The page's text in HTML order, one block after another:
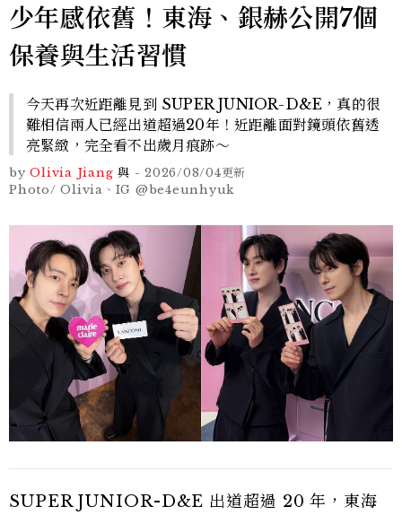
少年感依舊！東海、銀赫公開7個
保養與生活習慣
今天再次近距離見到 SUPER JUNIOR-D&E，真的很
難相信兩人已經出道超過20年！近距離面對鏡頭依舊透
亮緊緻，完全看不出歲月痕跡～
by Olivia Jiang 與 - 2026/08/04更新
Photo/ Olivia、IG @be4eunhyuk
SUPER JUNIOR-D&E 出道超過 20 年，東海